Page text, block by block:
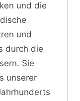
und die
und
durch die
Sie
unserer